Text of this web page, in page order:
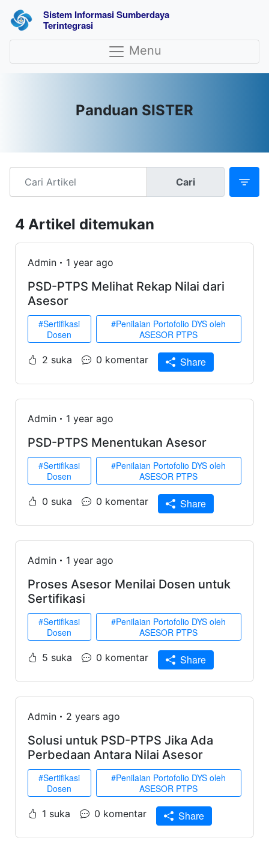
Sistem Informasi Sumberdaya
Terintegrasi
Menu
Panduan SISTER
Cari
4 Artikel ditemukan
Admin 1 year ago
PSD-PTPS Melihat Rekap Nilai dari
Asesor
#Sertifikasi
Dosen
#Penilaian Portofolio DYS oleh
ASESOR PTPS
2 suka 0 komentar Share
Admin 1 year ago
PSD-PTPS Menentukan Asesor
#Sertifikasi
Dosen
#Penilaian Portofolio DYS oleh
ASESOR PTPS
0 suka 0 komentar Share
Admin 1 year ago
Proses Asesor Menilai Dosen untuk
Sertifikasi
#Sertifikasi
Dosen
#Penilaian Portofolio DYS oleh
ASESOR PTPS
5 suka 0 komentar Share
Admin 2 years ago
Solusi untuk PSD-PTPS Jika Ada
Perbedaan Antara Nilai Asesor
#Sertifikasi
Dosen
#Penilaian Portofolio DYS oleh
ASESOR PTPS
1 suka 0 komentar Share